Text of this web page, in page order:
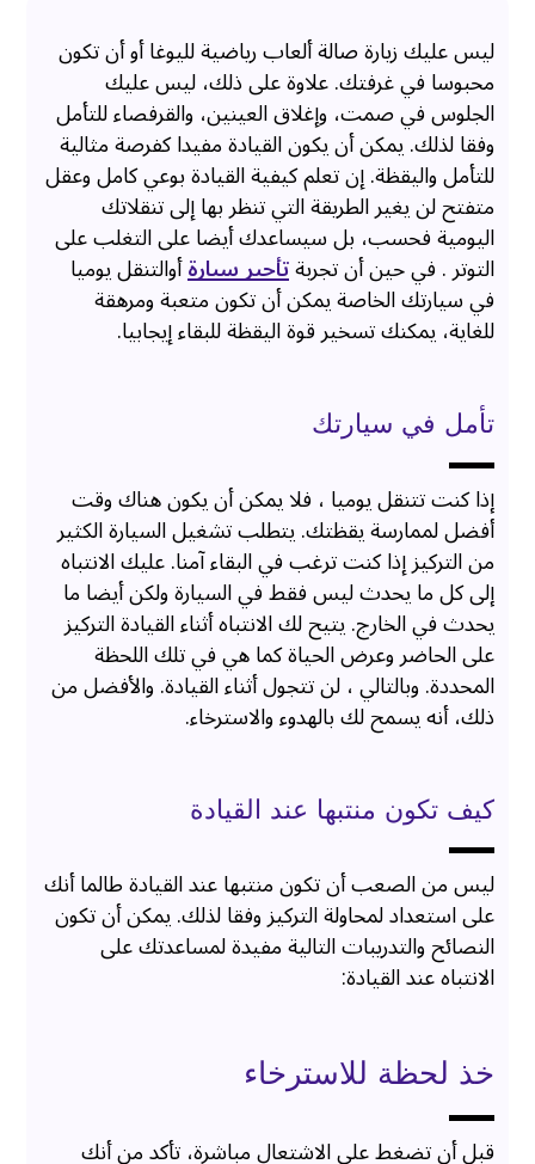
ليس عليك زيارة صالة ألعاب رياضية لليوغا أو أن تكون
محبوسا في غرفتك. علاوة على ذلك، ليس عليك
الجلوس في صمت، وإغلاق العينين، والقرفصاء للتأمل
وفقا لذلك. يمكن أن يكون القيادة مفيدا كفرصة مثالية
للتأمل واليقظة. إن تعلم كيفية القيادة بوعي كامل وعقل
متفتح لن يغير الطريقة التي تنظر بها إلى تنقلاتك
اليومية فحسب، بل سيساعدك أيضا على التغلب على
التوتر . في حين أن تجربةتأجير سيارةأوالتنقل يوميا
في سيارتك الخاصة يمكن أن تكون متعبة ومرهقة
للغاية، يمكنك تسخير قوة اليقظة للبقاء إيجابيا.
تأمل في سيارتك
إذا كنت تتنقل يوميا ، فلا يمكن أن يكون هناك وقت
أفضل لممارسة يقظتك. يتطلب تشغيل السيارة الكثير
من التركيز إذا كنت ترغب في البقاء آمنا. عليك الانتباه
إلى كل ما يحدث ليس فقط في السيارة ولكن أيضا ما
يحدث في الخارج. يتيح لك الانتباه أثناء القيادة التركيز
على الحاضر وعرض الحياة كما هي في تلك اللحظة
المحددة. وبالتالي ، لن تتجول أثناء القيادة. والأفضل من
ذلك، أنه يسمح لك بالهدوء والاسترخاء.
كيف تكون منتبها عند القيادة
ليس من الصعب أن تكون منتبها عند القيادة طالما أنك
على استعداد لمحاولة التركيز وفقا لذلك. يمكن أن تكون
النصائح والتدريبات التالية مفيدة لمساعدتك على
الانتباه عند القيادة:
خذ لحظة للاسترخاء
قبل أن تضغط على الاشتعال مباشرة، تأكد من أنك